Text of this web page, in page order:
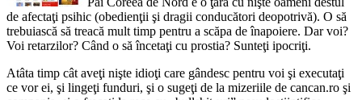
de afectaţi psihic (obedienţii şi dragii conducători deopotrivă). O să
trebuiască să treacă mult timp pentru a scăpa de înapoiere. Dar voi?
Voi retarzilor? Când o să încetaţi cu prostia? Sunteţi ipocriţi.
Atâta timp cât aveţi nişte idioţi care gândesc pentru voi şi executaţi
ce vor ei, şi lingeţi funduri, şi o sugeţi de la mizeriile de cancan.ro şi